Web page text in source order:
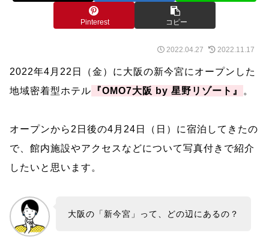
Pinterest コピー
2022.04.27 2022.11.17
2022年4月22日（金）に大阪の新今宮にオープンした
地域密着型ホテル
『OMO7大阪 by 星野リゾート』 。
オープンから2日後の4月24日（日）に宿泊してきたの
で、館内施設やアクセスなどについて写真付きで紹介
したいと思います。
大阪の「新今宮」って、どの辺にあるの？